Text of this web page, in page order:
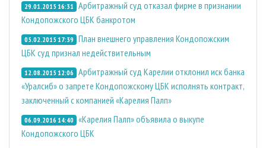
29.01.2015 16:31 Арбитражный суд отказал фирме в признании
Кондопожского ЦБК банкротом
05.02.2015 17:39 План внешнего управления Кондопожским
ЦБК суд признал недействительным
12.08.2015 12:06 Арбитражный суд Карелии отклонил иск банка
«Уралсиб» о запрете Кондопожскому ЦБК исполнять контракт,
заключенный с компанией «Карелия Палп»
06.09.2016 14:40 «Карелия Палп» объявила о выкупе
Кондопожского ЦБК